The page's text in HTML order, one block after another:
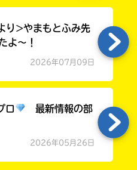
読める
り>やまもとふみ先
よ～！
2026年07月09日
ロ
最新情報の部
2026年05月26日